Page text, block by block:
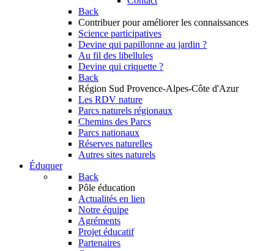
Back
Contribuer pour améliorer les connaissances
Science participatives
Devine qui papillonne au jardin ?
Au fil des libellules
Devine qui criquette ?
Back
Région Sud Provence-Alpes-Côte d'Azur
Les RDV nature
Parcs naturels régionaux
Chemins des Parcs
Parcs nationaux
Réserves naturelles
Autres sites naturels
Éduquer
Back
Pôle éducation
Actualités en lien
Notre équipe
Agréments
Projet éducatif
Partenaires